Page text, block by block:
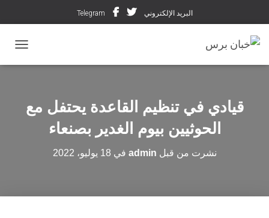
البريد الإلكتروني Telegram
قيادي في تنظيم القاعدة يحتفل مع
الحوثيين بيوم الغدير بصنعاء
نشرت من قبل admin في 18 يوليو، 2022